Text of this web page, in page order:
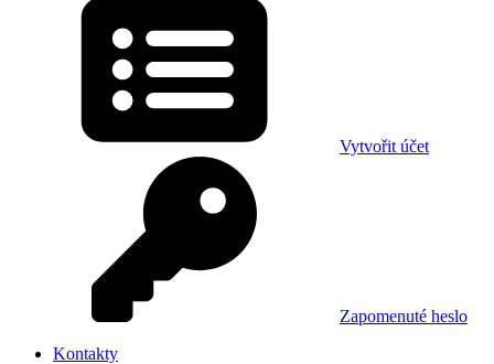
Vytvořit účet
Zapomenuté heslo
Kontakty